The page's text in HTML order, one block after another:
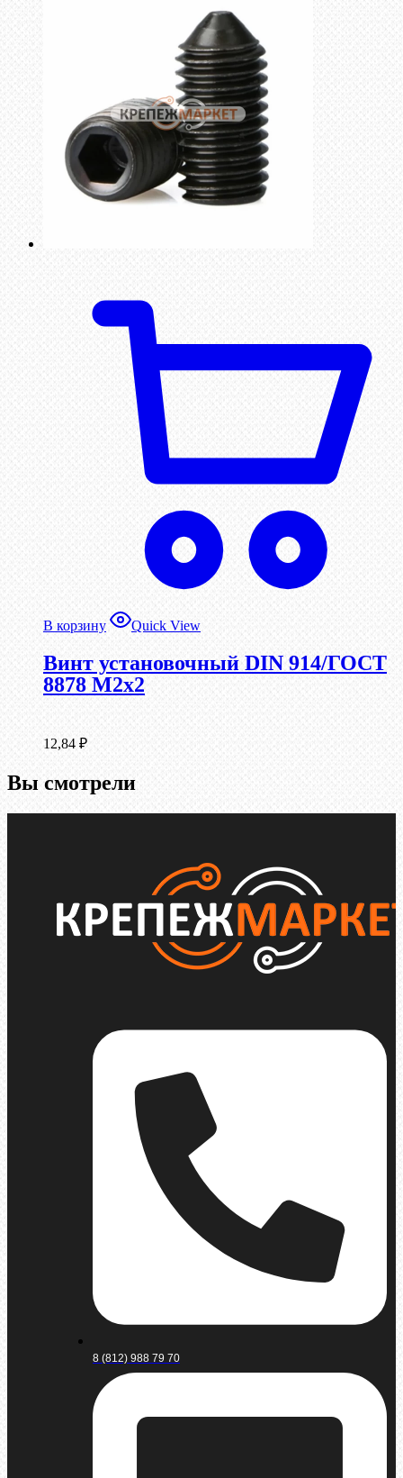
В корзину Quick View
Винт установочный DIN 914/ГОСТ
8878 M2x2
12,84 ₽
Вы смотрели
8 (812) 988 79 70